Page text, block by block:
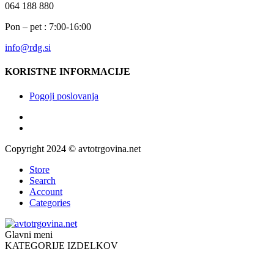
064 188 880
Pon – pet : 7:00-16:00
info@rdg.si
KORISTNE INFORMACIJE
Pogoji poslovanja
Copyright 2024 © avtotrgovina.net
Store
Search
Account
Categories
Glavni meni
KATEGORIJE IZDELKOV